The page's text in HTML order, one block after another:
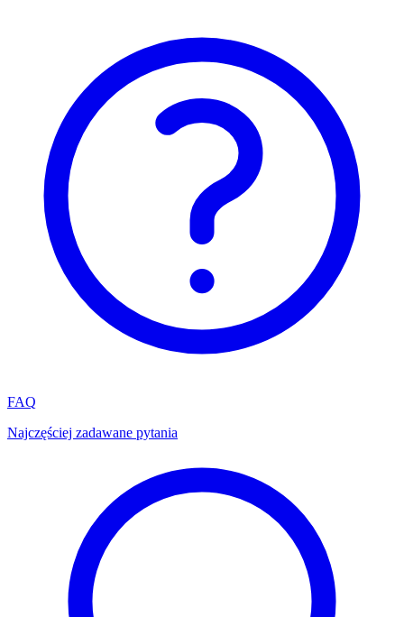
FAQ
Najczęściej zadawane pytania